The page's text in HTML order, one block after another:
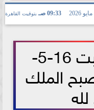
09:33 صـ بتوقيت القاهرة
أذكار الصباح السبت 16-5-
الملك